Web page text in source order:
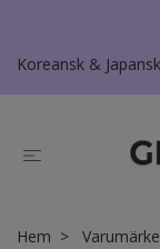
Koreansk &
Hem